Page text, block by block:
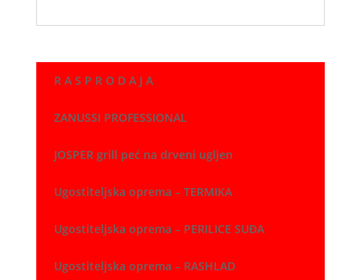
R A S P R O D A J A
ZANUSSI PROFESSIONAL
JOSPER grill peć na drveni ugljen
Ugostiteljska oprema – TERMIKA
Ugostiteljska oprema – PERILICE SUĐA
Ugostiteljska oprema – RASHLAD